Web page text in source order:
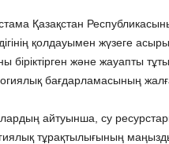
Қазақстан
қолдауымен жүзеге
біріктірген және жауапты
бағдарламасының
айтуынша, су
тұрақтылығының